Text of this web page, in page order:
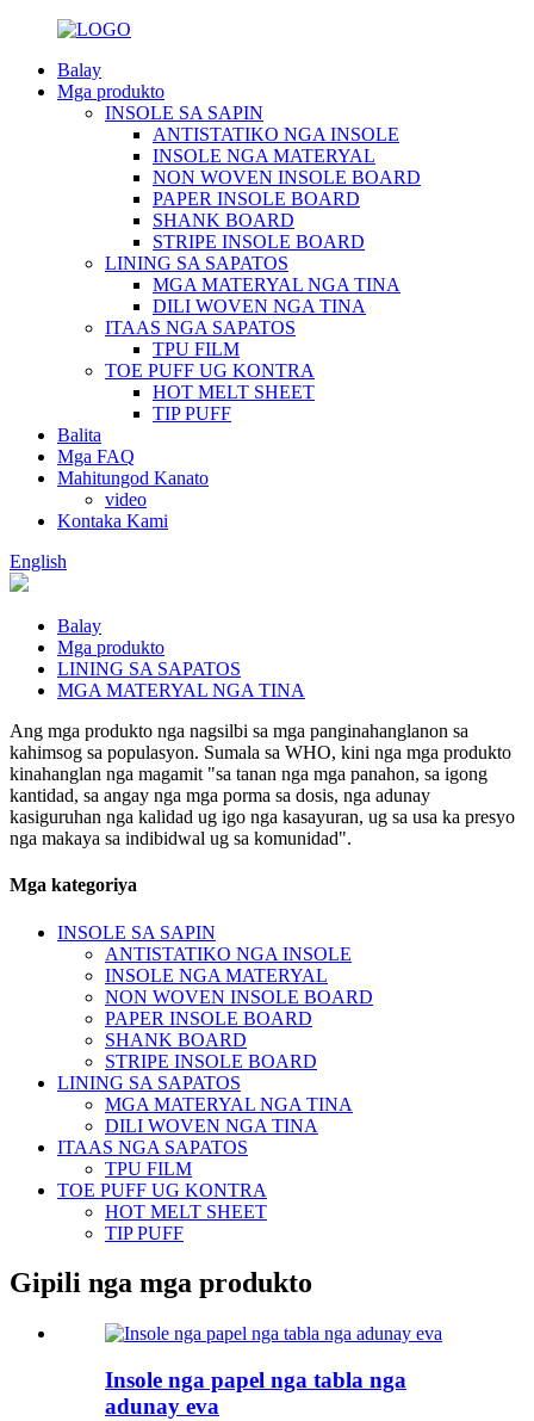
Balay
Mga produkto
INSOLE SA SAPIN
ANTISTATIKO NGA INSOLE
INSOLE NGA MATERYAL
NON WOVEN INSOLE BOARD
PAPER INSOLE BOARD
SHANK BOARD
STRIPE INSOLE BOARD
LINING SA SAPATOS
MGA MATERYAL NGA TINA
DILI WOVEN NGA TINA
ITAAS NGA SAPATOS
TPU FILM
TOE PUFF UG KONTRA
HOT MELT SHEET
TIP PUFF
Balita
Mga FAQ
Mahitungod Kanato
video
Kontaka Kami
English
Balay
Mga produkto
LINING SA SAPATOS
MGA MATERYAL NGA TINA
Ang mga produkto nga nagsilbi sa mga panginahanglanon sa
kahimsog sa populasyon. Sumala sa WHO, kini nga mga produkto
kinahanglan nga magamit "sa tanan nga mga panahon, sa igong
kantidad, sa angay nga mga porma sa dosis, nga adunay
kasiguruhan nga kalidad ug igo nga kasayuran, ug sa usa ka presyo
nga makaya sa indibidwal ug sa komunidad".
Mga kategoriya
INSOLE SA SAPIN
ANTISTATIKO NGA INSOLE
INSOLE NGA MATERYAL
NON WOVEN INSOLE BOARD
PAPER INSOLE BOARD
SHANK BOARD
STRIPE INSOLE BOARD
LINING SA SAPATOS
MGA MATERYAL NGA TINA
DILI WOVEN NGA TINA
ITAAS NGA SAPATOS
TPU FILM
TOE PUFF UG KONTRA
HOT MELT SHEET
TIP PUFF
Gipili nga mga produkto
Insole nga papel nga tabla nga
adunay eva